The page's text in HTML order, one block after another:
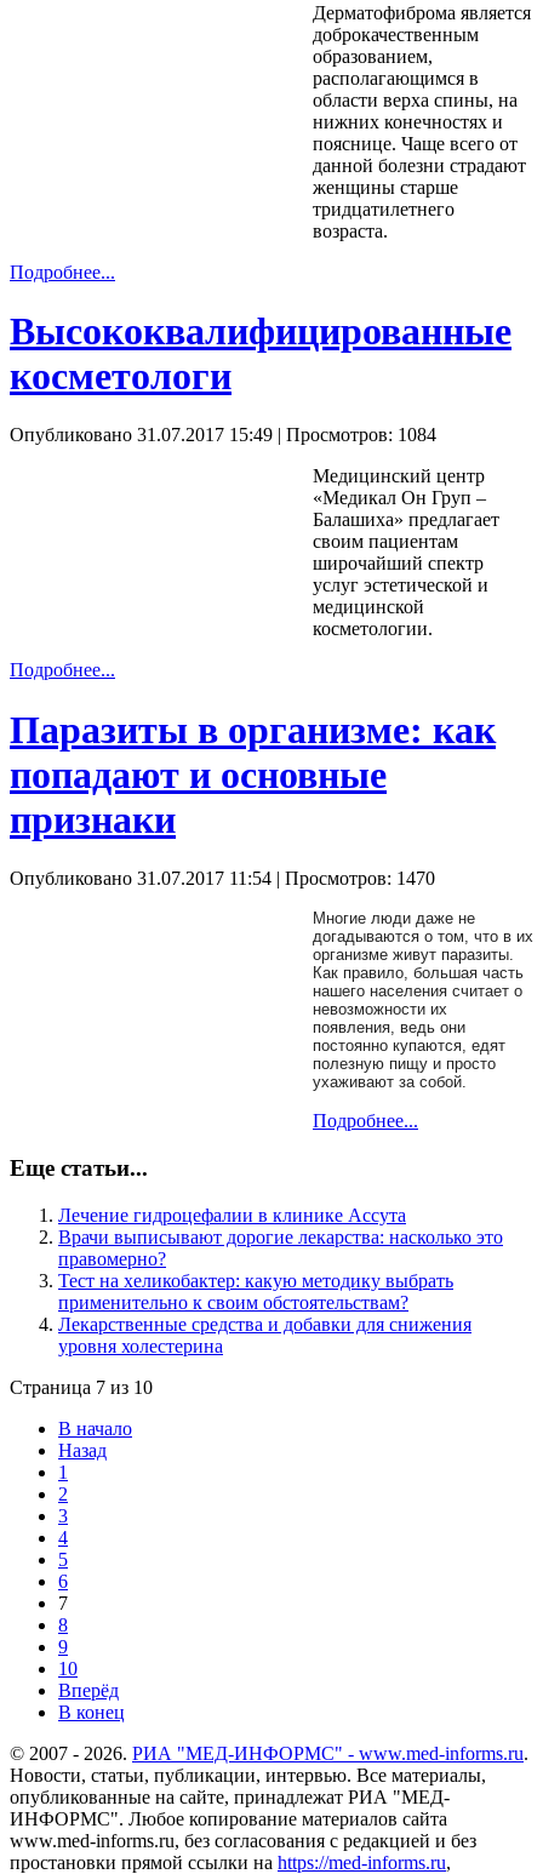
Дерматофиброма является
доброкачественным
образованием,
располагающимся в
области верха спины, на
нижних конечностях и
пояснице. Чаще всего от
данной болезни страдают
женщины старше
тридцатилетнего
возраста.
Подробнее...
Высококвалифицированные
косметологи
Опубликовано 31.07.2017 15:49 | Просмотров: 1084
Медицинский центр
«Медикал Он Груп –
Балашиха» предлагает
своим пациентам
широчайший спектр
услуг эстетической и
медицинской
косметологии.
Подробнее...
Паразиты в организме: как
попадают и основные
признаки
Опубликовано 31.07.2017 11:54 | Просмотров: 1470
Многие люди даже не
догадываются о том, что в их
организме живут паразиты.
Как правило, большая часть
нашего населения считает о
невозможности их
появления, ведь они
постоянно купаются, едят
полезную пищу и просто
ухаживают за собой.
Подробнее...
Еще статьи...
Лечение гидроцефалии в клинике Ассута
Врачи выписывают дорогие лекарства: насколько это
правомерно?
Тест на хеликобактер: какую методику выбрать
применительно к своим обстоятельствам?
Лекарственные средства и добавки для снижения
уровня холестерина
Страница 7 из 10
В начало
Назад
1
2
3
4
5
6
7
8
9
10
Вперёд
В конец
© 2007 - 2026. РИА "МЕД-ИНФОРМС" - www.med-informs.ru.
Новости, статьи, публикации, интервью. Все материалы,
опубликованные на сайте, принадлежат РИА "МЕД-
ИНФОРМС". Любое копирование материалов сайта
www.med-informs.ru, без согласования с редакцией и без
простановки прямой ссылки на https://med-informs.ru,